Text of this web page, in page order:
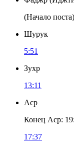
(Начало поста)
Шурук
5:51
Зухр
13:11
Аср
Конец Аср:
17:37